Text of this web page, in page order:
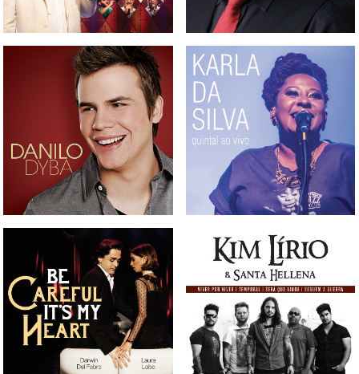
CD DANILO DYBA
DVD KARLA DA SILVA -
QUINTAL AO VIVO
CD TRILHA SONORA DO
MUSICAL BE CAREFUL IT'S
MY HEART
CD PROMO KIM LÍRIO &
SANTA HELLENA